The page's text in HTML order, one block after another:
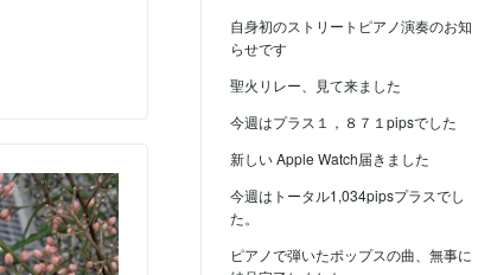
自身初のストリートピアノ演奏のお知
らせです
聖火リレー、見て来ました
今週はプラス１，８７１pipsでした
新しい Apple Watch届きました
今週はトータル1,034pipsプラスでし
た。
ピアノで弾いたポップスの曲、無事に